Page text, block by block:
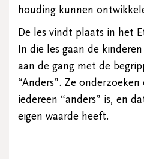
houding kunnen
De les vindt plaats in het
In die les gaan de
aan de gang met de
“Anders”. Ze
iedereen “anders” is, en
eigen waarde heeft.